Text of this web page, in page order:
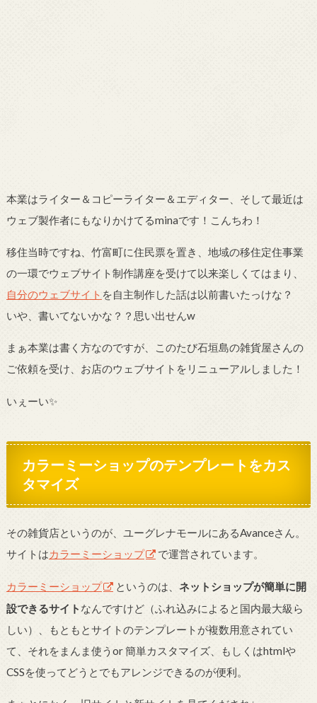
本業はライター＆コピーライター＆エディター、そして最近は
ウェブ製作者にもなりかけてるminaです！こんちわ！
移住当時ですね、竹富町に住民票を置き、地域の移住定住事業
の一環でウェブサイト制作講座を受けて以来楽しくてはまり、
自分のウェブサイト を自主制作した話は以前書いたっけな？
いや、書いてないかな？？思い出せんw
まぁ本業は書く方なのですが、このたび石垣島の雑貨屋さんの
ご依頼を受け、お店のウェブサイトをリニューアルしました！
いぇーい✨
カラーミーショップのテンプレートをカス
タマイズ
その雑貨店というのが、ユーグレナモールにあるAvanceさん。
サイトはカラーミーショップ で運営されています。
カラーミーショップ というのは、 ネットショップが簡単に開
設できるサイト なんですけど（ふれ込みによると国内最大級ら
しい）、もともとサイトのテンプレートが複数用意されてい
て、それをまんま使うor 簡単カスタマイズ、もしくはhtmlや
CSSを使ってどうとでもアレンジできるのが便利。